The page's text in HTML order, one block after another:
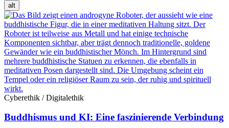
alt
Cyberethik / Digitalethik
Buddhismus und KI: Eine faszinierende Verbindung